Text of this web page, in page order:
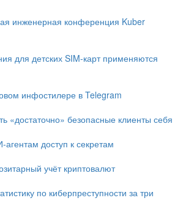
инженерная конференция Kuber
для детских SIM-карт применяются
инфостилере в Telegram
«достаточно» безопасные клиенты себя
доступ к секретам
учёт криптовалют
по киберпреступности за три